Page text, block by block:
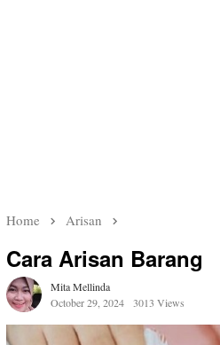
Home Arisan
Cara Arisan Barang
Mita Mellinda
October 29, 2024
3013 Views